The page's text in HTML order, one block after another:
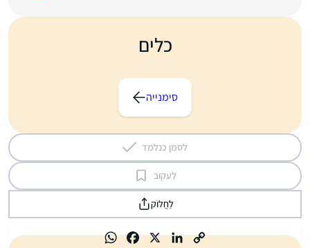
כלים
סימנייה
לסמן כנלמד
לעקוב
לַחֲלוֹק